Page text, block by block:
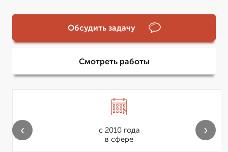
Обсудить задачу
Смотреть работы
с 2010 года
в сфере
‹ ›